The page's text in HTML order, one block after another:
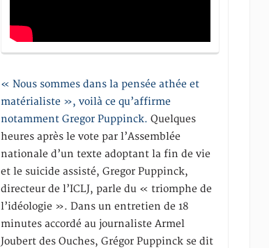
« Nous sommes dans la pensée athée et
matérialiste », voilà ce qu’affirme
notamment Gregor Puppinck. Quelques
heures après le vote par l’Assemblée
nationale d’un texte adoptant la fin de vie
et le suicide assisté, Gregor Puppinck,
directeur de l’ICLJ, parle du « triomphe de
l’idéologie ». Dans un entretien de 18
minutes accordé au journaliste Armel
Joubert des Ouches, Grégor Puppinck se dit